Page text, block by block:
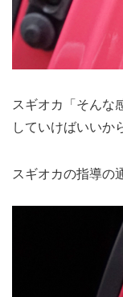
スギオカ「そんな
していけばいいか
スギオカの指導の